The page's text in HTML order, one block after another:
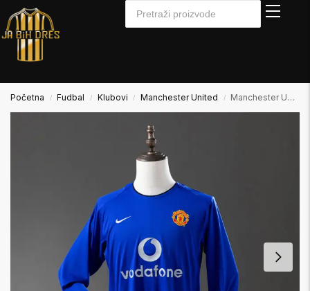
Početna / Fudbal / Klubovi / Manchester United / Manchester United 2002/2003 Away2 Gostujući Dugi Rukav